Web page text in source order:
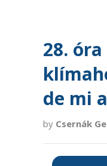
28.
de mi
by Csernák